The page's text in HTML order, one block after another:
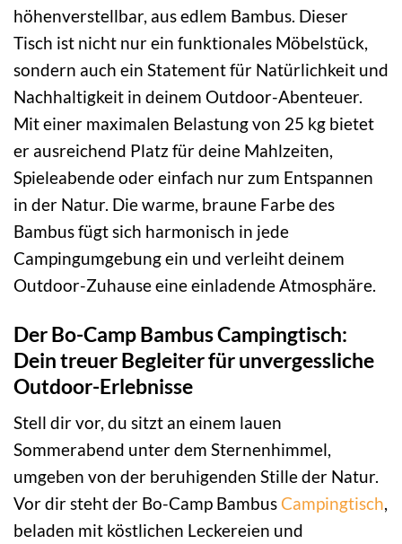
höhenverstellbar, aus edlem Bambus. Dieser
Tisch ist nicht nur ein funktionales Möbelstück,
sondern auch ein Statement für Natürlichkeit und
Nachhaltigkeit in deinem Outdoor-Abenteuer.
Mit einer maximalen Belastung von 25 kg bietet
er ausreichend Platz für deine Mahlzeiten,
Spieleabende oder einfach nur zum Entspannen
in der Natur. Die warme, braune Farbe des
Bambus fügt sich harmonisch in jede
Campingumgebung ein und verleiht deinem
Outdoor-Zuhause eine einladende Atmosphäre.
Der Bo-Camp Bambus Campingtisch:
Dein treuer Begleiter für unvergessliche
Outdoor-Erlebnisse
Stell dir vor, du sitzt an einem lauen
Sommerabend unter dem Sternenhimmel,
umgeben von der beruhigenden Stille der Natur.
Vor dir steht der Bo-Camp Bambus Campingtisch,
beladen mit köstlichen Leckereien und